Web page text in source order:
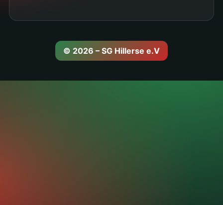
© 2026 – SG Hillerse e.V